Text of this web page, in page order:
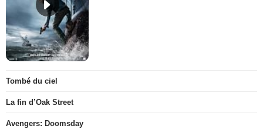
Tombé du ciel
La fin d’Oak Street
Avengers: Doomsday